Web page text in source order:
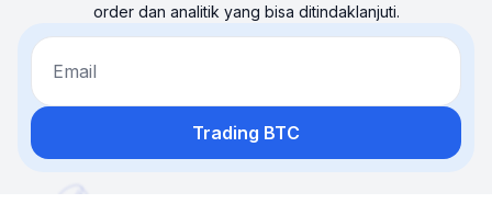
order dan analitik yang bisa ditindaklanjuti.
Email
Trading BTC